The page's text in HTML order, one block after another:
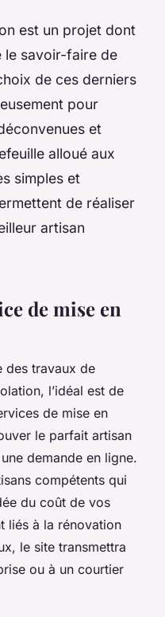
est un projet dont
le savoir-faire de
de ces derniers
pour
et
alloué aux
simples et
de réaliser
artisan
de mise en
des travaux de
l’idéal est de
de mise en
le parfait artisan
demande en ligne.
compétents qui
du coût de vos
liés à la rénovation
le site transmettra
ou à un courtier